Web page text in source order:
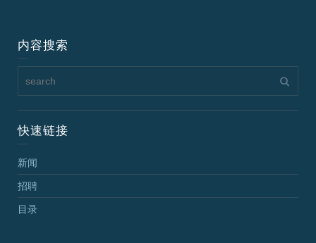
内容搜索
快速链接
新闻
招聘
目录